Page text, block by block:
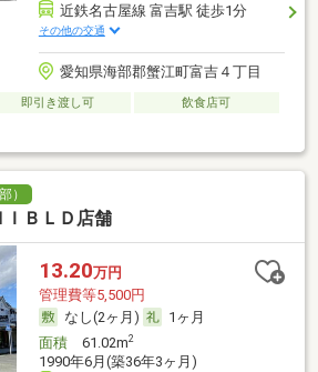
近鉄名古屋線 富吉駅 徒歩1分
その他の交通
愛知県海部郡蟹江町富吉４丁目
即引き渡し可
飲食店可
）
ＩＢＬＤ店舗
13.20万円
管理費等5,500円
なし(2ヶ月)
1ヶ月
面積61.02m2
1990年6月(築36年3ヶ月)